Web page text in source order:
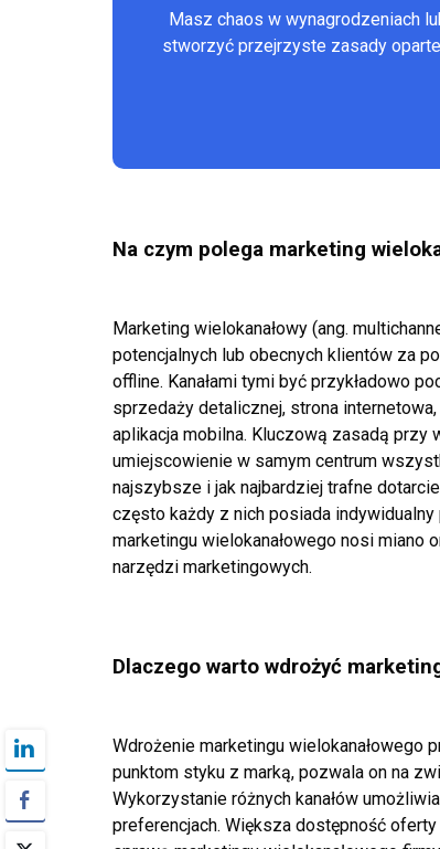
Masz chaos w wynagrodzeniach
stworzyć przejrzyste zasady
Na czym polega marketing
Marketing wielokanałowy (ang.
potencjalnych lub obecnych klientów za
offline. Kanałami tymi być przykładowo
sprzedaży detalicznej, strona
aplikacja mobilna. Kluczową zasadą przy
umiejscowienie w samym centrum
najszybsze i jak najbardziej trafne
często każdy z nich posiada indywidualny
marketingu wielokanałowego nosi miano
narzędzi marketingowych.
Dlaczego warto wdrożyć
Wdrożenie marketingu
punktom styku z marką, pozwala on na
Wykorzystanie różnych kanałów
preferencjach. Większa dostępność